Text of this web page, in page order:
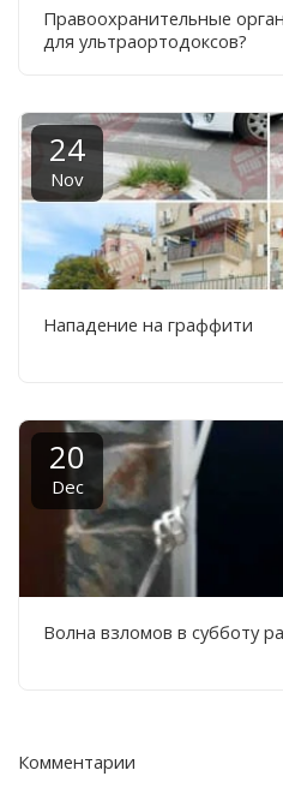
Правоохранительные
для ультраортодоксов?
24
Nov
Нападение на граффити
20
Dec
Волна взломов в субботу
Комментарии